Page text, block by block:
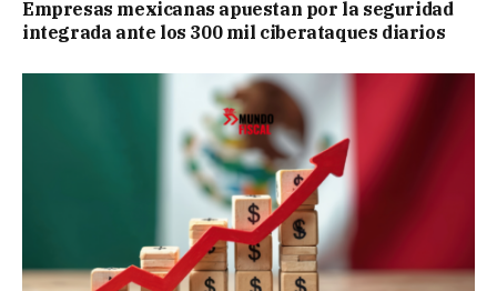
Empresas mexicanas apuestan por la seguridad
integrada ante los 300 mil ciberataques diarios